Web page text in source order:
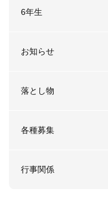
6年生
お知らせ
落とし物
各種募集
行事関係